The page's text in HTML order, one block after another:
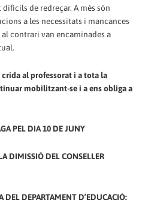
de redreçar. A més són
a les necessitats i mancances
contrari van encaminades a
al professorat i a tota la
mobilitzant-se i a ens obliga a
PEL DIA 10 DE JUNY
DIMISSIÓ DEL CONSELLER
DEL DEPARTAMENT D’EDUCACIÓ: